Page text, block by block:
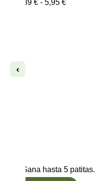
‹
4,89 € - 5,95 €
Gana hasta 5 patitas.